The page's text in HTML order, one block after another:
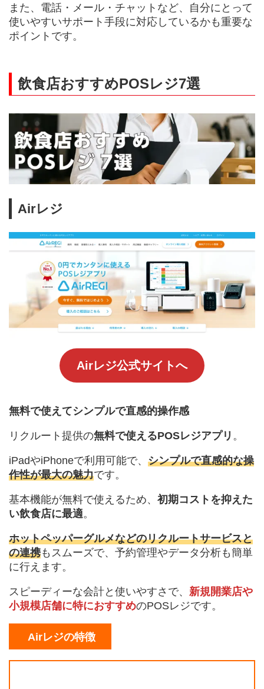
また、電話・メール・チャットなど、自分にとって
使いやすいサポート手段に対応しているかも重要な
ポイントです。
飲食店おすすめPOSレジ7選
Airレジ
Airレジ公式サイトへ
無料で使えてシンプルで直感的操作感
リクルート提供の無料で使えるPOSレジアプリ 。
iPadやiPhoneで利用可能で、 シンプルで直感的な操
作性が最大の魅力です。
基本機能が無料で使えるため、 初期コストを抑えた
い飲食店に最適。
ホットペッパーグルメなどのリクルートサービスと
の連携もスムーズで、予約管理やデータ分析も簡単
に行えます。
スピーディーな会計と使いやすさで、 新規開業店や
小規模店舗に特におすすめのPOSレジです。
Airレジの特徴